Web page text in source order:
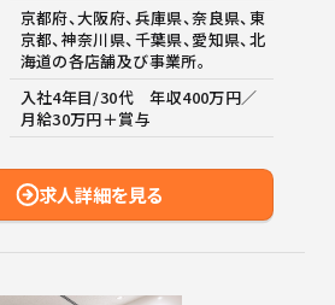
京都府、大阪府、兵庫県、奈良県、東
京都、神奈川県、千葉県、愛知県、北
海道の各店舗及び事業所。
入社4年目/30代 年収400万円／
月給30万円＋賞与
求人詳細を見る